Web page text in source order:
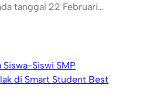
tanggal 22 Februari…